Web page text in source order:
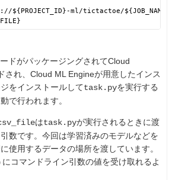
${PROJECT_ID}-ml/tictactoe/
ドがパッケージングされてCloud
され、Cloud ML Engineが用意したインス
をインストールしてtask.pyを実行する
で行われます。
はtask.pyが実行されるときに渡
数です。今回は学習済みのモデルなどを
使用するデータの場所を渡しています。
コマンドライン引数の値を受け取れるよ